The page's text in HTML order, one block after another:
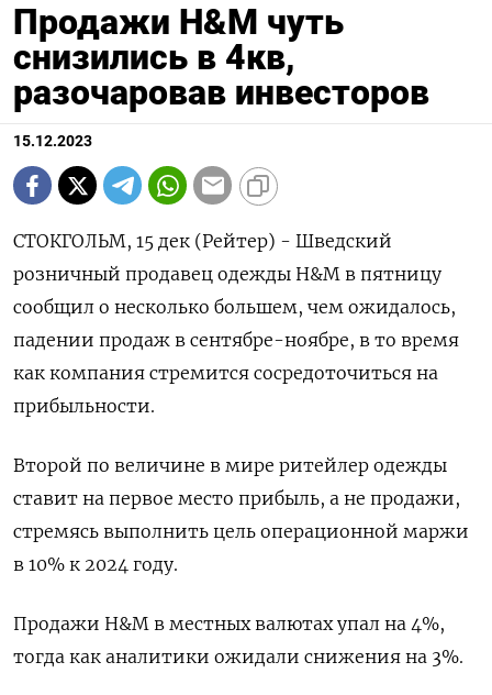
Продажи H&M чуть
снизились в 4кв,
разочаровав инвесторов
15.12.2023
СТОКГОЛЬМ, 15 дек (Рейтер) - Шведский
розничный продавец одежды H&M в пятницу
сообщил о несколько большем, чем ожидалось,
падении продаж в сентябре-ноябре, в то время
как компания стремится сосредоточиться на
прибыльности.
Второй по величине в мире ритейлер одежды
ставит на первое место прибыль, а не продажи,
стремясь выполнить цель операционной маржи
в 10% к 2024 году.
Продажи H&M в местных валютах упал на 4%,
тогда как аналитики ожидали снижения на 3%.